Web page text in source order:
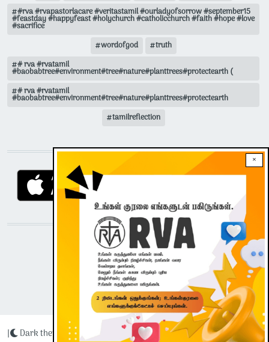
×
#rva #rvapastorlacare #veritastamil #ourladyofsorrow #september15
#feastday #happyfeast #holychurch #catholicchurch #faith #hope #love
#sacrifice
wordofgod
truth
# rva #rvatamil
#baobabtree#environment#tree#nature#planttrees#protectearth (
# rva #rvatamil
#baobabtree#environment#tree#nature#planttrees#protectearth
tamilreflection
DOWNLOAD RVA APP
STAY CONNECTED WITH US!
| Dark theme